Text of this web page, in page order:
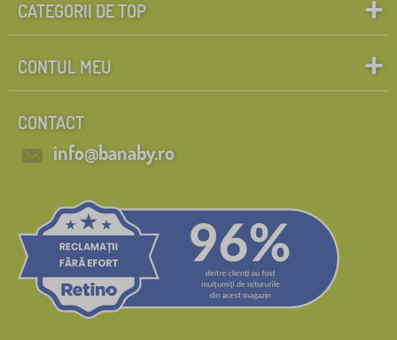
CATEGORII DE TOP
CONTUL MEU
CONTACT
info@banaby.ro